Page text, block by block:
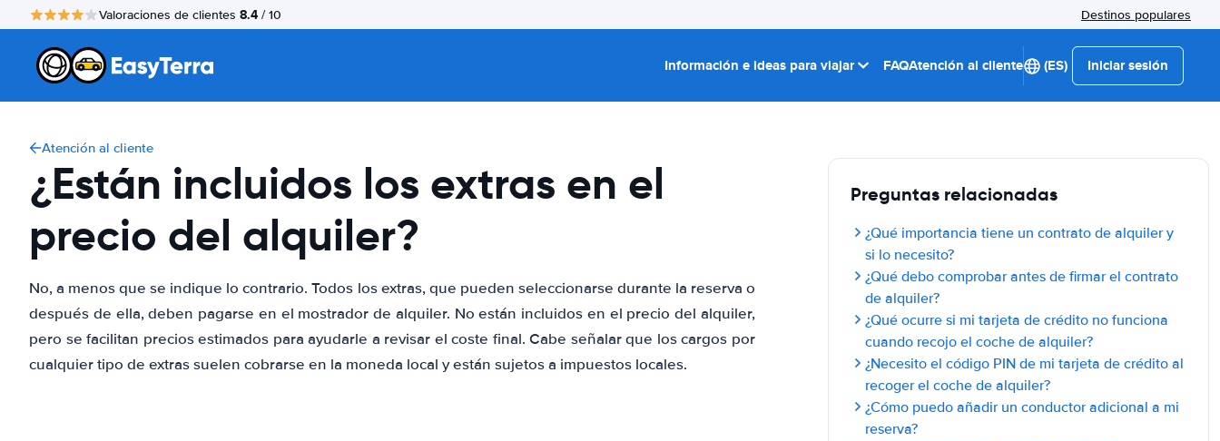
Valoraciones de clientes 8.4 / 10 Destinos populares
Información e ideas para viajar FAQAtención al cliente (ES) Iniciar sesión
Atención al cliente
¿Están incluidos los extras en el
precio del alquiler?
No, a menos que se indique lo contrario. Todos los extras, que pueden seleccionarse durante la reserva o
después de ella, deben pagarse en el mostrador de alquiler. No están incluidos en el precio del alquiler,
pero se facilitan precios estimados para ayudarle a revisar el coste final. Cabe señalar que los cargos por
cualquier tipo de extras suelen cobrarse en la moneda local y están sujetos a impuestos locales.
Preguntas relacionadas
¿Qué importancia tiene un contrato de alquiler y
si lo necesito?
¿Qué debo comprobar antes de firmar el contrato
de alquiler?
¿Qué ocurre si mi tarjeta de crédito no funciona
cuando recojo el coche de alquiler?
¿Necesito el código PIN de mi tarjeta de crédito al
recoger el coche de alquiler?
¿Cómo puedo añadir un conductor adicional a mi
reserva?